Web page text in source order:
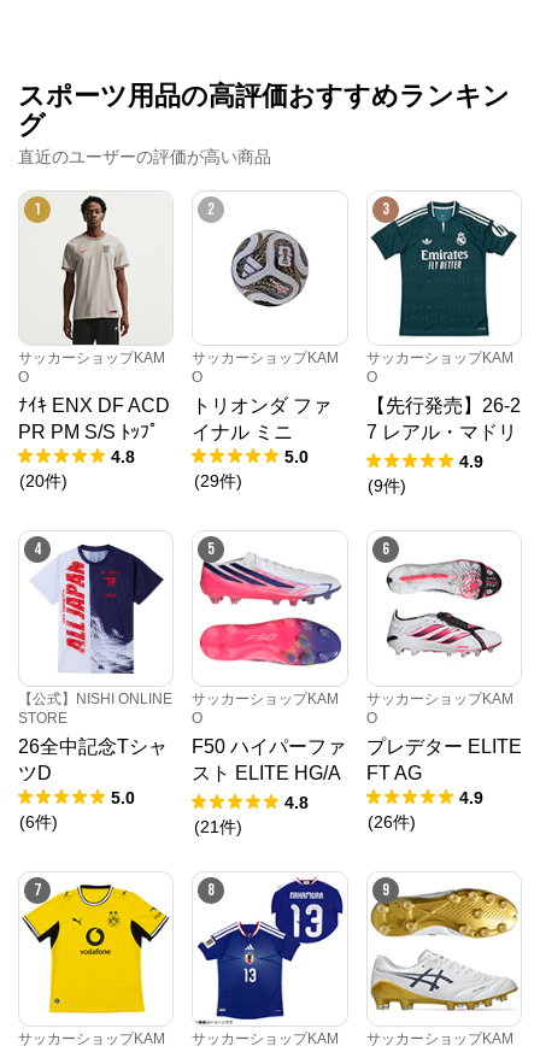
スポーツ用品の高評価おすすめランキン
グ
直近のユーザーの評価が高い商品
1
サッカーショップKAM
O
ﾅｲｷ ENX DF ACD
PR PM S/S ﾄｯﾌﾟ
4.8
(20件)
2
サッカーショップKAM
O
トリオンダ ファ
イナル ミニ
5.0
(29件)
3
サッカーショップKAM
O
【先行発売】26-2
7 レアル・マドリ
ード AWAY ユニ
フォーム
4.9
(9件)
4
【公式】NISHI ONLINE
STORE
26全中記念Tシャ
ツD
5.0
(6件)
5
サッカーショップKAM
O
F50 ハイパーファ
スト ELITE HG/A
G JAPAN 4.8
(21件)
6
サッカーショップKAM
O
プレデター ELITE
FT AG
4.9
(26件)
7
サッカーショップKAM
8
サッカーショップKAM
9
サッカーショップKAM